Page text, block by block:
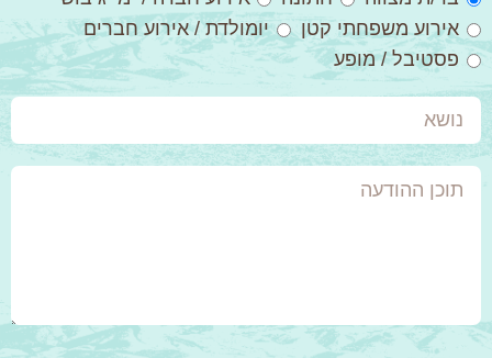
אירוע
אירוע משפחתי קטן
יומולדת / אירוע חברים
פסטיבל / מופע
נושא
תוכן
ההודעה